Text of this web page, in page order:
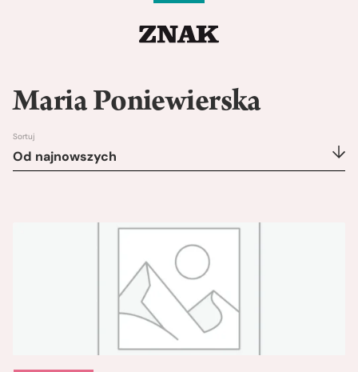
Maria Poniewierska
Sortuj
Od najnowszych